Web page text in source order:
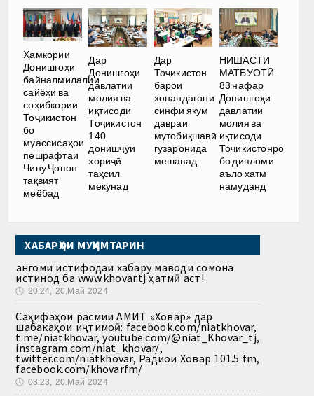
Ҳамкории
Донишгоҳи
байналмилалии
сайёҳӣ ва
соҳибкории
Тоҷикистон
бо
муассисаҳои
пешрафтаи
Чину Ҷопон
тақвият
меёбад
Дар
Донишгоҳи
давлатии
молия ва
иқтисоди
Тоҷикистон
140
донишҷӯи
хориҷӣ
таҳсил
мекунад
Дар
Тоҷикистон
барои
хонандагони
синфи якум
давраи
мутобиқшавӣ
гузаронида
мешавад
НИШАСТИ
МАТБУОТӢ.
83 нафар
Донишгоҳи
давлатии
молия ва
иқтисоди
Тоҷикистонро
бо дипломи
аъло хатм
намуданд
ХАБАРҲОИ МУҲИМТАРИН
Ҳангоми истифодаи хабару маводи сомона
истинод ба www.khovar.tj ҳатмӣ аст!
🕔 20:24, 20.Май 2024
Саҳифаҳои расмии АМИТ «Ховар» дар
шабакаҳои иҷтимоӣ: facebook.com/niatkhovar,
t.me/niatkhovar, youtube.com/@niat_Khovar_tj,
instagram.com/niat_khovar/,
twitter.com/niatkhovar, Радиои Ховар 101.5 fm,
facebook.com/khovarfm/
🕔 08:23, 20.Май 2024